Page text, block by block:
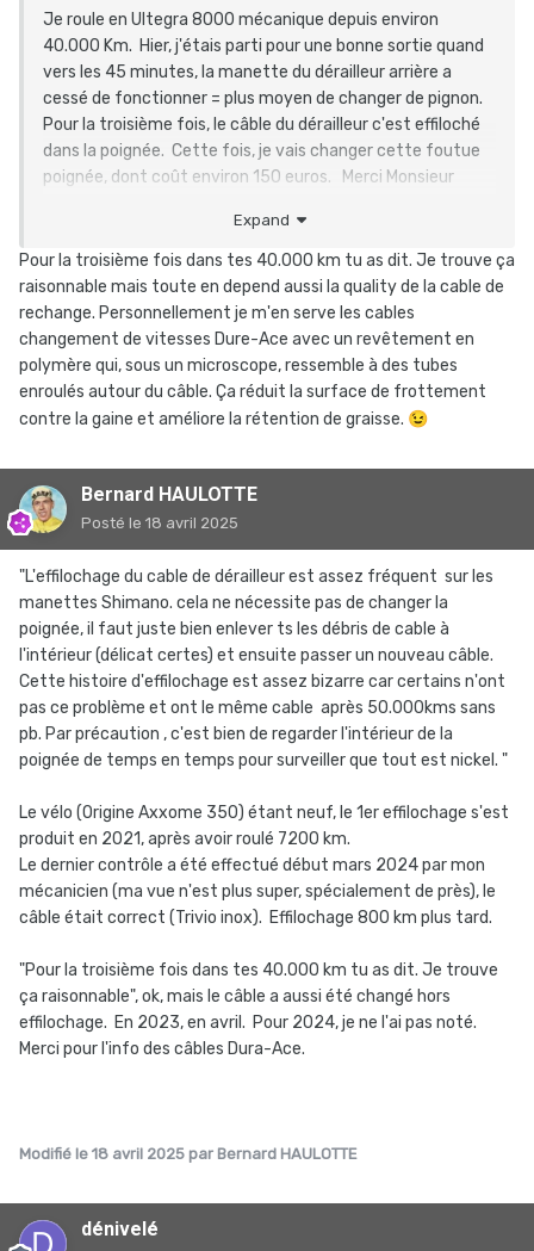
Je roule en Ultegra 8000 mécanique depuis environ
40.000 Km. Hier, j'étais parti pour une bonne sortie quand
vers les 45 minutes, la manette du dérailleur arrière a
cessé de fonctionner = plus moyen de changer de pignon.
Pour la troisième fois, le câble du dérailleur c'est effiloché
dans la poignée. Cette fois, je vais changer cette foutue
poignée, dont coût environ 150 euros. Merci Monsieur
J'étais calé sur le 19 dents, avec 48 à l'avant, de quoi
mouliner pour rentrer.
Expand
Pour la troisième fois dans tes 40.000 km tu as dit. Je trouve ça
raisonnable mais toute en depend aussi la quality de la cable de
rechange. Personnellement je m'en serve les cables
changement de vitesses Dure-Ace avec un revêtement en
polymère qui, sous un microscope, ressemble à des tubes
enroulés autour du câble. Ça réduit la surface de frottement
contre la gaine et améliore la rétention de graisse. 😉
Bernard HAULOTTE
Posté le 18 avril 2025
"L'effilochage du cable de dérailleur est assez fréquent sur les
manettes Shimano. cela ne nécessite pas de changer la
poignée, il faut juste bien enlever ts les débris de cable à
l'intérieur (délicat certes) et ensuite passer un nouveau câble.
Cette histoire d'effilochage est assez bizarre car certains n'ont
pas ce problème et ont le même cable après 50.000kms sans
pb. Par précaution , c'est bien de regarder l'intérieur de la
poignée de temps en temps pour surveiller que tout est nickel. "
Le vélo (Origine Axxome 350) étant neuf, le 1er effilochage s'est
produit en 2021, après avoir roulé 7200 km.
Le dernier contrôle a été effectué début mars 2024 par mon
mécanicien (ma vue n'est plus super, spécialement de près), le
câble était correct (Trivio inox). Effilochage 800 km plus tard.
"Pour la troisième fois dans tes 40.000 km tu as dit. Je trouve
ça raisonnable", ok, mais le câble a aussi été changé hors
effilochage. En 2023, en avril. Pour 2024, je ne l'ai pas noté.
Merci pour l'info des câbles Dura-Ace.
Modifié le 18 avril 2025 par Bernard HAULOTTE
dénivelé